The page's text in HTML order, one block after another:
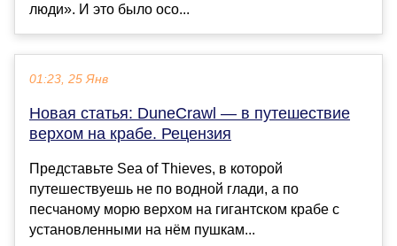
люди». И это было осо...
01:23, 25 Янв
Новая статья: DuneCrawl — в путешествие
верхом на крабе. Рецензия
Представьте Sea of Thieves, в которой
путешествуешь не по водной глади, а по
песчаному морю верхом на гигантском крабе с
установленными на нём пушкам...